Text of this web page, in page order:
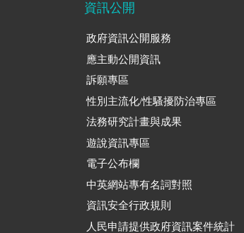
資訊公開
政府資訊公開服務
應主動公開資訊
訴願專區
性別主流化/性騷擾防治專區
法務研究計畫與成果
遊說資訊專區
電子公布欄
中英網站專有名詞對照
資訊安全行政規則
人民申請提供政府資訊案件統計